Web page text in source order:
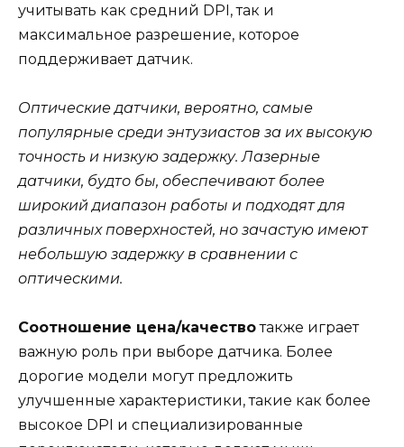
учитывать как средний DPI, так и
максимальное разрешение, которое
поддерживает датчик.
Оптические датчики, вероятно, самые
популярные среди энтузиастов за их высокую
точность и низкую задержку. Лазерные
датчики, будто бы, обеспечивают более
широкий диапазон работы и подходят для
различных поверхностей, но зачастую имеют
небольшую задержку в сравнении с
оптическими.
Соотношение цена/качествотакже играет
важную роль при выборе датчика. Более
дорогие модели могут предложить
улучшенные характеристики, такие как более
высокое DPI и специализированные